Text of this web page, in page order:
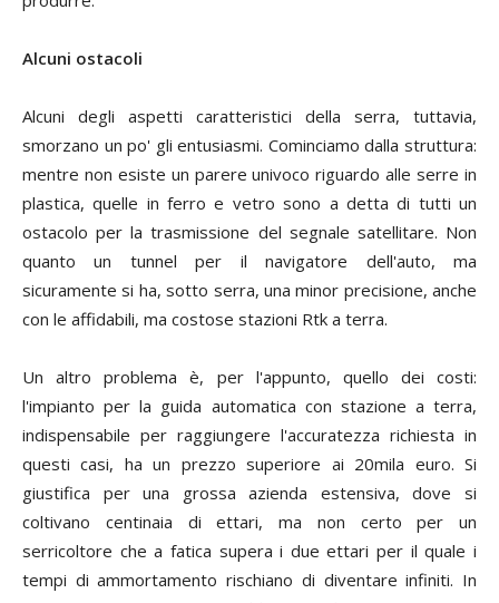
Alcuni ostacoli
Alcuni degli aspetti caratteristici della serra, tuttavia,
smorzano un po' gli entusiasmi. Cominciamo dalla struttura:
mentre non esiste un parere univoco riguardo alle serre in
plastica, quelle in ferro e vetro sono a detta di tutti un
ostacolo per la trasmissione del segnale satellitare. Non
quanto un tunnel per il navigatore dell'auto, ma
sicuramente si ha, sotto serra, una minor precisione, anche
con le affidabili, ma costose stazioni Rtk a terra.
Un altro problema è, per l'appunto, quello dei costi:
l'impianto per la guida automatica con stazione a terra,
indispensabile per raggiungere l'accuratezza richiesta in
questi casi, ha un prezzo superiore ai 20mila euro. Si
giustifica per una grossa azienda estensiva, dove si
coltivano centinaia di ettari, ma non certo per un
serricoltore che a fatica supera i due ettari per il quale i
tempi di ammortamento rischiano di diventare infiniti. In